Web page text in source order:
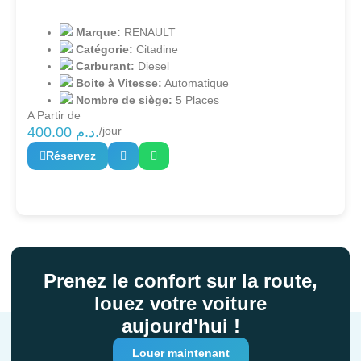
Marque: RENAULT
Catégorie: Citadine
Carburant: Diesel
Boite à Vitesse: Automatique
Nombre de siège: 5 Places
A Partir de
400.00 د.م./jour
Réservez
Prenez le confort sur la route,
louez votre voiture
aujourd'hui !
Louer maintenant